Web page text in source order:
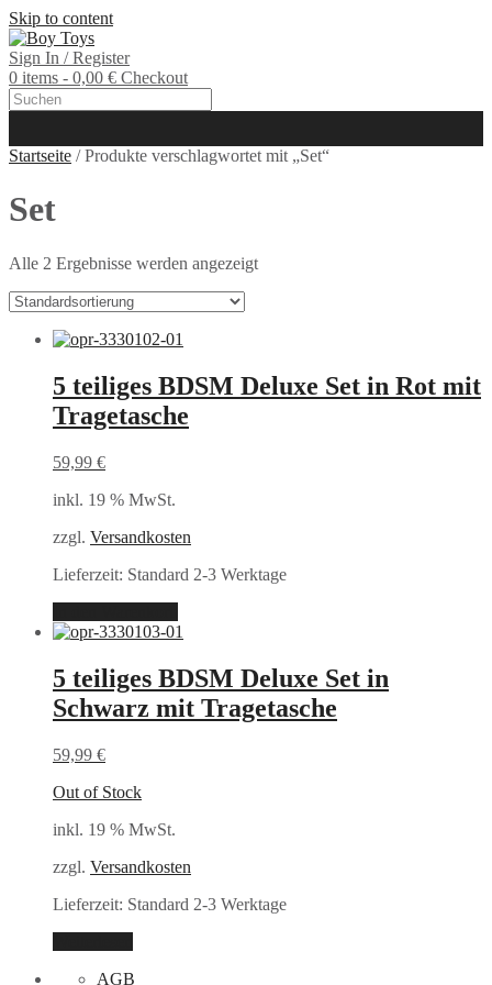
Skip to content
Sign In / Register
0 items - 0,00 € Checkout
Startseite / Produkte verschlagwortet mit „Set“
Set
Alle 2 Ergebnisse werden angezeigt
5 teiliges BDSM Deluxe Set in Rot mit
Tragetasche
59,99 €
inkl. 19 % MwSt.
zzgl. Versandkosten
Lieferzeit: Standard 2-3 Werktage
5 teiliges BDSM Deluxe Set in
Schwarz mit Tragetasche
59,99 €
Out of Stock
inkl. 19 % MwSt.
zzgl. Versandkosten
Lieferzeit: Standard 2-3 Werktage
AGB